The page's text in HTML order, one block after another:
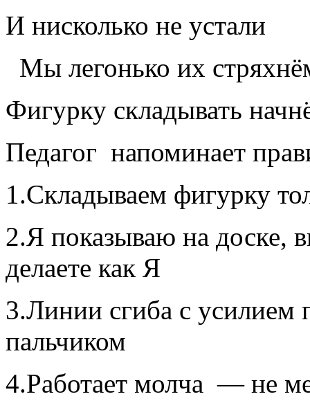
И нисколько не устали
Мы легонько их
Фигурку складывать
Педагог напоминает
1.Складываем фигурку
2.Я показываю на доске,
делаете как Я
3.Линии сгиба с усилием
пальчиком
4.Работает молча — не